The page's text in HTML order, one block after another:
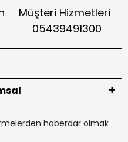
Müşteri Hizmetleri
05439491300
haberdar olmak